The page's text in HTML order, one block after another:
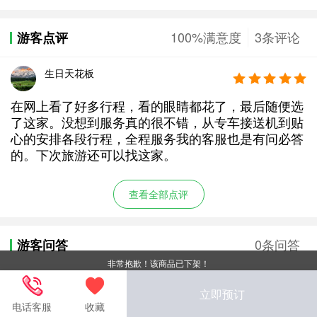
游客点评 100%满意度 3条评论
生日天花板
在网上看了好多行程，看的眼睛都花了，最后随便选
了这家。没想到服务真的很不错，从专车接送机到贴
心的安排各段行程，全程服务我的客服也是有问必答
的。下次旅游还可以找这家。
查看全部点评
游客问答 0条问答
本产品暂无问答内容！
非常抱歉！该商品已下架！
电话客服 收藏
立即预订